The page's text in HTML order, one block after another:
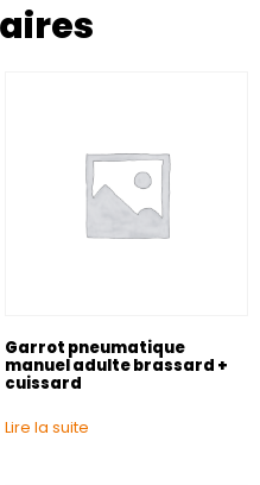
Garrot pneumatique
manuel adulte brassard +
cuissard
Lire la suite